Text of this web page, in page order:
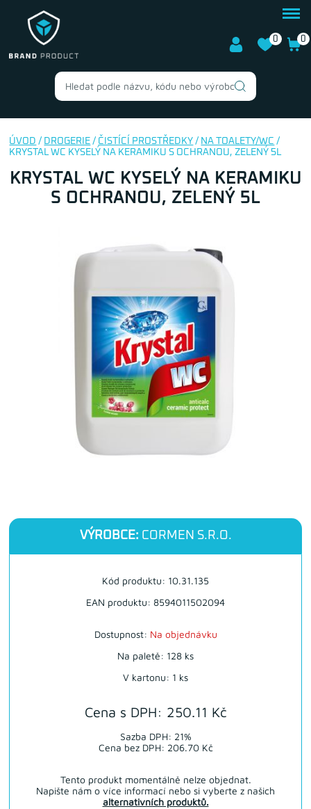
0 0
ÚVOD / DROGERIE / ČISTÍCÍ PROSTŘEDKY / NA TOALETY/WC /
KRYSTAL WC KYSELÝ NA KERAMIKU S OCHRANOU, ZELENÝ 5L
KRYSTAL WC KYSELÝ NA KERAMIKU
S OCHRANOU, ZELENÝ 5L
VÝROBCE: CORMEN S.R.O.
Cena s DPH: 250.11 Kč
Sazba DPH: 21%
Cena bez DPH: 206.70 Kč
Kód produktu: 10.31.135
EAN produktu: 8594011502094
Dostupnost: Na objednávku
Na paletě: 128 ks
V kartonu: 1 ks
Tento produkt momentálně nelze objednat.
Napište nám o více informací nebo si vyberte z našich
alternativních produktů.